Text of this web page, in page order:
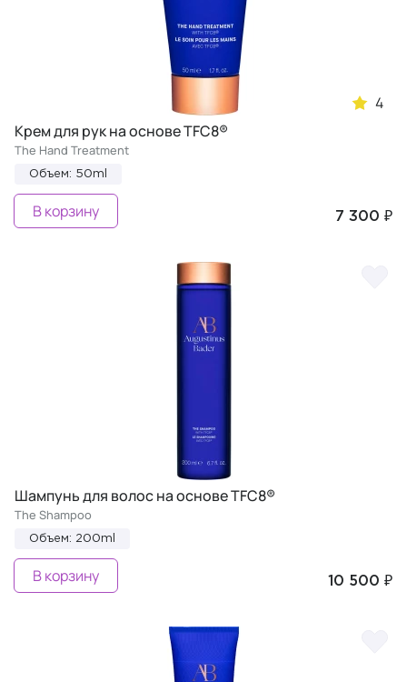
4
Крем для рук на основе TFC8®
The Hand Treatment
Объем: 50ml
7 300 ₽
В корзину
Шампунь для волос на основе TFC8®
The Shampoo
Объем: 200ml
10 500 ₽
В корзину